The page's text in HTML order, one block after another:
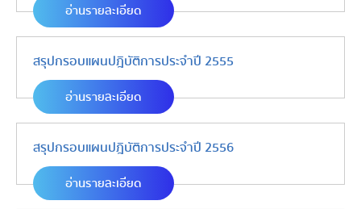
อ่านรายละเอียด
สรุปกรอบแผนปฎิบัติการประจำปี 2555
อ่านรายละเอียด
สรุปกรอบแผนปฎิบัติการประจำปี 2556
อ่านรายละเอียด